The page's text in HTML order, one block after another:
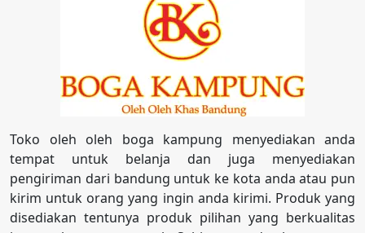
Toko oleh oleh boga kampung menyediakan anda
tempat untuk belanja dan juga menyediakan
pengiriman dari bandung untuk ke kota anda atau pun
kirim untuk orang yang ingin anda kirimi. Produk yang
disediakan tentunya produk pilihan yang berkualitas